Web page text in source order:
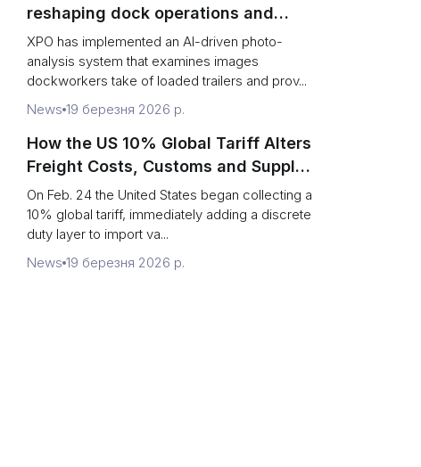
reshaping dock operations and
service response
XPO has implemented an AI-driven photo-
analysis system that examines images
dockworkers take of loaded trailers and prov...
News 19 березня 2026 р.
How the US 10% Global Tariff Alters
Freight Costs, Customs and Supply
Chains
On Feb. 24 the United States began collecting a
10% global tariff, immediately adding a discrete
duty layer to import va...
News 19 березня 2026 р.